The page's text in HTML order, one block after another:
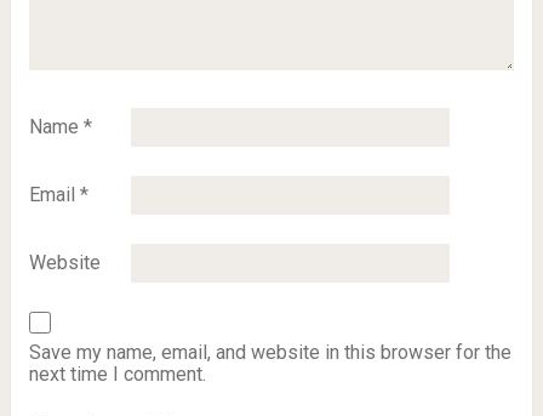
Name *
Email *
Website
Save my name, email, and website in this browser for the
next time I comment.